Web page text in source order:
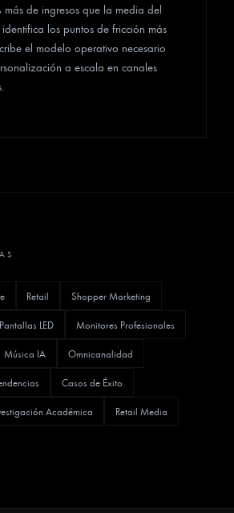
de ingresos que la media del
identifica los puntos de fricción más
el modelo operativo necesario
a escala en canales
Retail Shopper Marketing
Pantallas LED Monitores Profesionales
Música IA Omnicanalidad
Casos de Éxito
Académica Retail Media